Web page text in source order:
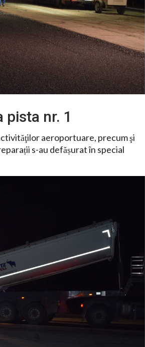
nr. 1
aeroportuare, precum şi
s-au defășurat în special